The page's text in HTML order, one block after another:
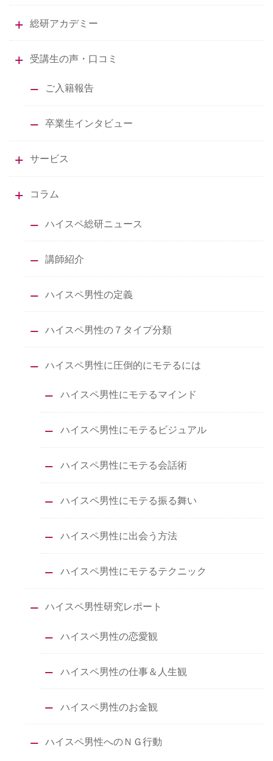
総研アカデミー
受講生の声・口コミ
ご入籍報告
卒業生インタビュー
サービス
コラム
ハイスペ総研ニュース
講師紹介
ハイスペ男性の定義
ハイスペ男性の７タイプ分類
ハイスペ男性に圧倒的にモテるには
ハイスペ男性にモテるマインド
ハイスペ男性にモテるビジュアル
ハイスペ男性にモテる会話術
ハイスペ男性にモテる振る舞い
ハイスペ男性に出会う方法
ハイスペ男性にモテるテクニック
ハイスペ男性研究レポート
ハイスペ男性の恋愛観
ハイスペ男性の仕事＆人生観
ハイスペ男性のお金観
ハイスペ男性へのＮＧ行動